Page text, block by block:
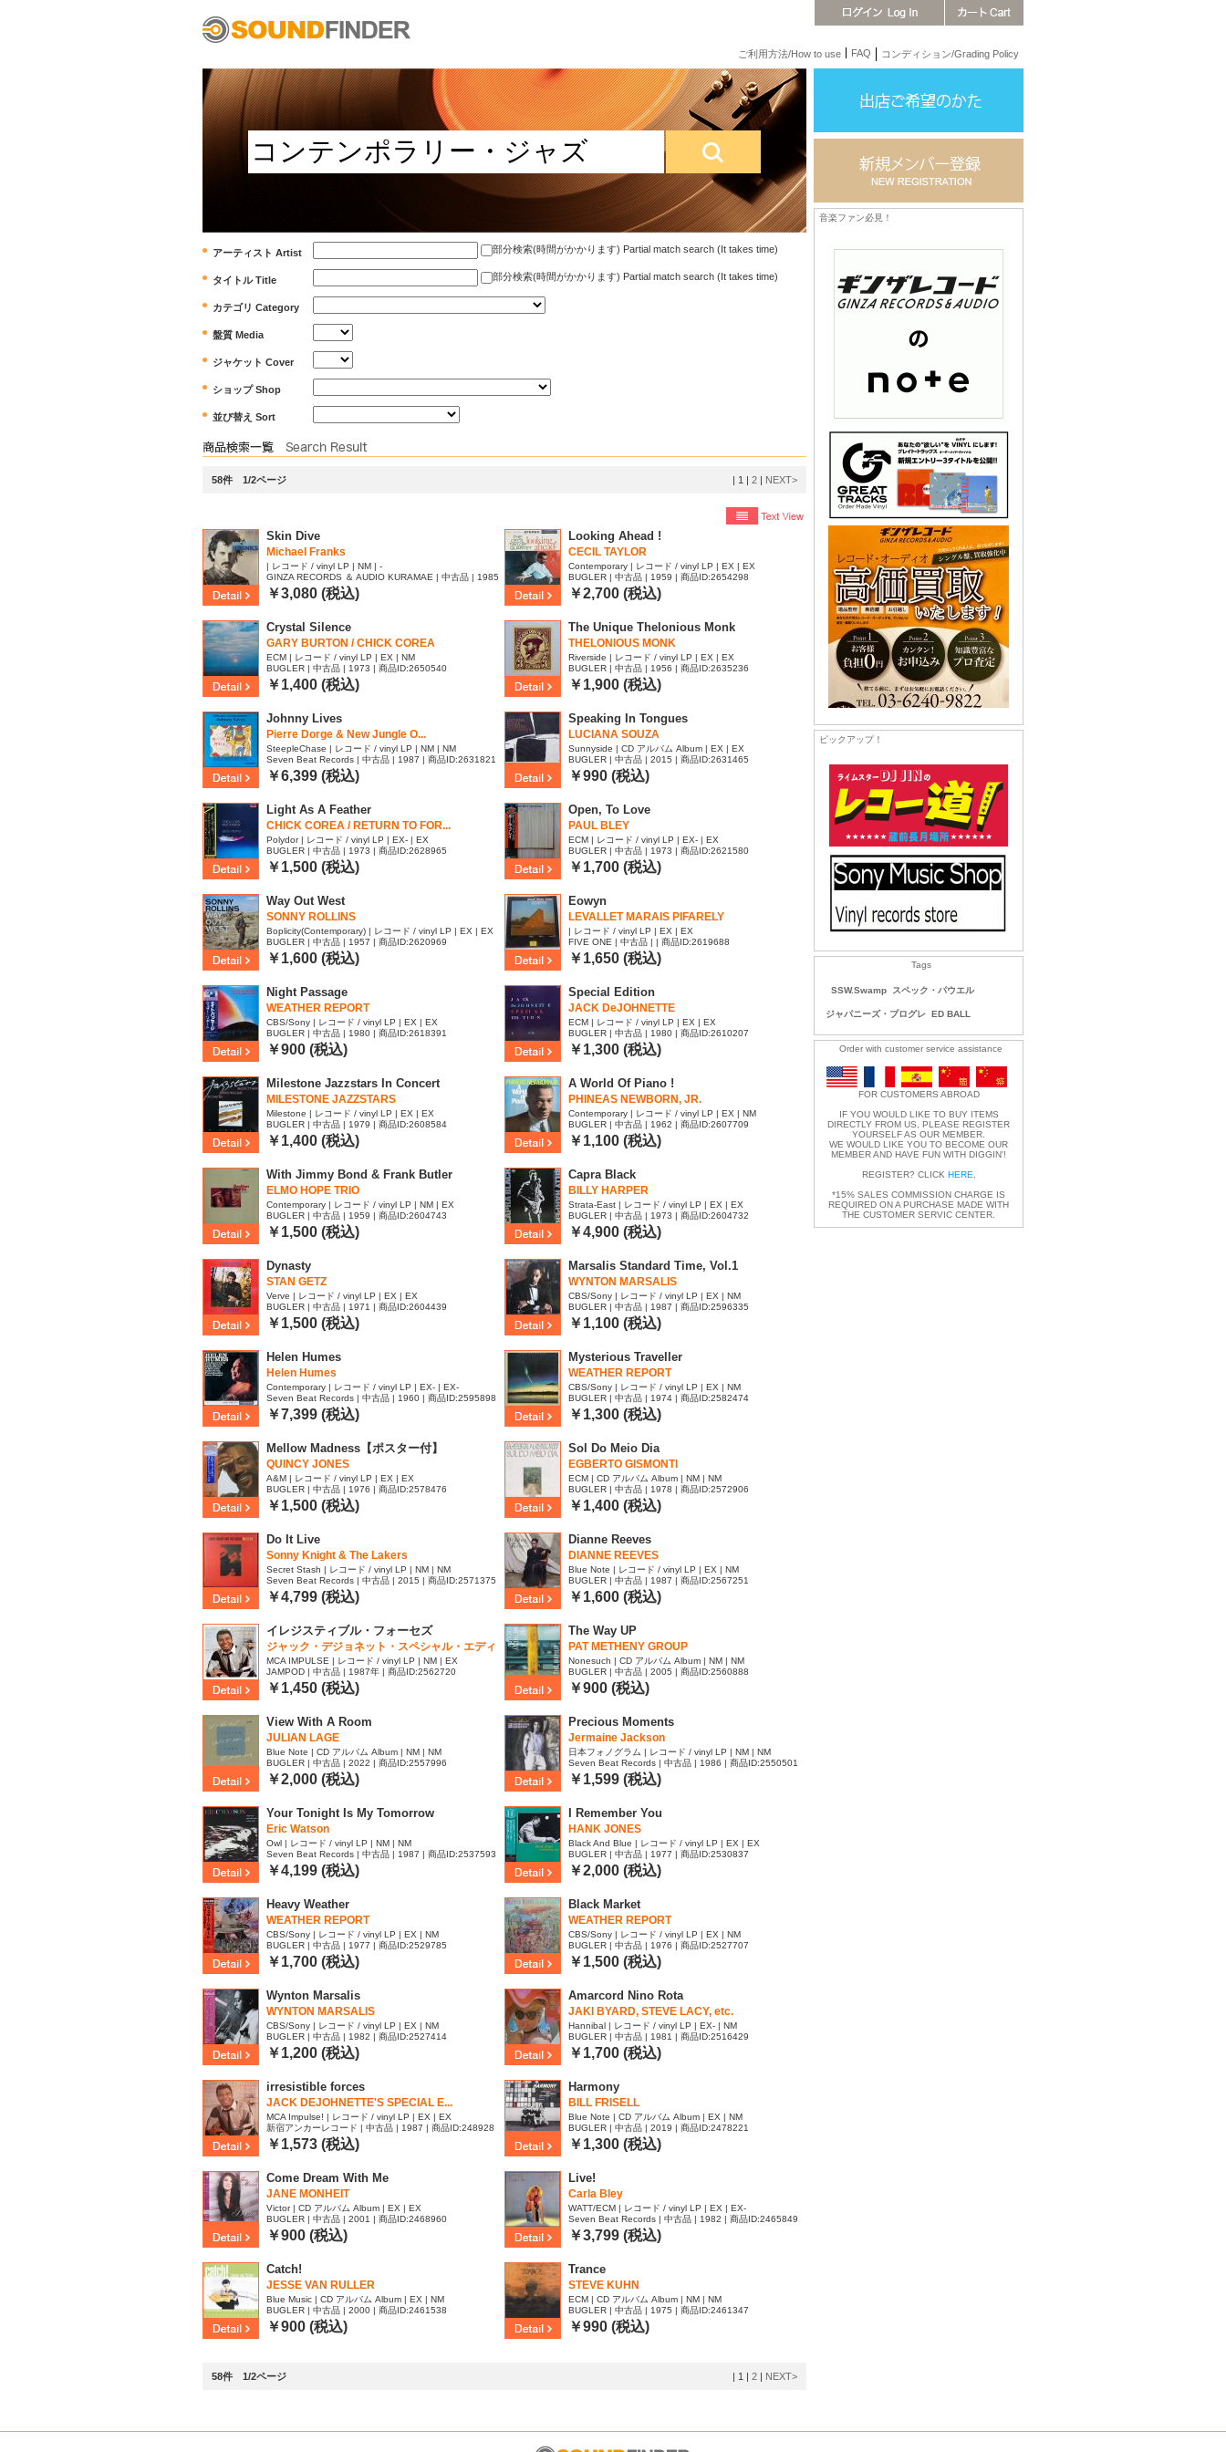
ご利用方法/How to use FAQ コンディション/Grading Policy
アーティスト Artist 部分検索(時間がかかります) Partial match search (It takes time)
タイトル Title 部分検索(時間がかかります) Partial match search (It takes time)
カテゴリ Category
盤質 Media
ジャケット Cover
ショップ Shop
並び替え Sort
58件 1/2ページ | 1 | 2 | NEXT>
Skin Dive
Michael Franks
| レコード / vinyl LP | NM | -
GINZA RECORDS ＆ AUDIO KURAMAE | 中古品 | 1985
| 商品ID:2656576
￥3,080 (税込)
Looking Ahead !
CECIL TAYLOR
Contemporary | レコード / vinyl LP | EX | EX
BUGLER | 中古品 | 1959 | 商品ID:2654298
￥2,700 (税込)
Crystal Silence
GARY BURTON / CHICK COREA
ECM | レコード / vinyl LP | EX | NM
BUGLER | 中古品 | 1973 | 商品ID:2650540
￥1,400 (税込)
The Unique Thelonious Monk
THELONIOUS MONK
Riverside | レコード / vinyl LP | EX | EX
BUGLER | 中古品 | 1956 | 商品ID:2635236
￥1,900 (税込)
Johnny Lives
Pierre Dorge & New Jungle O...
SteepleChase | レコード / vinyl LP | NM | NM
Seven Beat Records | 中古品 | 1987 | 商品ID:2631821
￥6,399 (税込)
Speaking In Tongues
LUCIANA SOUZA
Sunnyside | CD アルバム Album | EX | EX
BUGLER | 中古品 | 2015 | 商品ID:2631465
￥990 (税込)
Light As A Feather
CHICK COREA / RETURN TO FOR...
Polydor | レコード / vinyl LP | EX- | EX
BUGLER | 中古品 | 1973 | 商品ID:2628965
￥1,500 (税込)
Open, To Love
PAUL BLEY
ECM | レコード / vinyl LP | EX- | EX
BUGLER | 中古品 | 1973 | 商品ID:2621580
￥1,700 (税込)
Way Out West
SONNY ROLLINS
Boplicity(Contemporary) | レコード / vinyl LP | EX | EX
BUGLER | 中古品 | 1957 | 商品ID:2620969
￥1,600 (税込)
Eowyn
LEVALLET MARAIS PIFARELY
| レコード / vinyl LP | EX | EX
FIVE ONE | 中古品 | | 商品ID:2619688
￥1,650 (税込)
Night Passage
WEATHER REPORT
CBS/Sony | レコード / vinyl LP | EX | EX
BUGLER | 中古品 | 1980 | 商品ID:2618391
￥900 (税込)
Special Edition
JACK DeJOHNETTE
ECM | レコード / vinyl LP | EX | EX
BUGLER | 中古品 | 1980 | 商品ID:2610207
￥1,300 (税込)
Milestone Jazzstars In Concert
MILESTONE JAZZSTARS
Milestone | レコード / vinyl LP | EX | EX
BUGLER | 中古品 | 1979 | 商品ID:2608584
￥1,400 (税込)
A World Of Piano !
PHINEAS NEWBORN, JR.
Contemporary | レコード / vinyl LP | EX | NM
BUGLER | 中古品 | 1962 | 商品ID:2607709
￥1,100 (税込)
With Jimmy Bond & Frank Butler
ELMO HOPE TRIO
Contemporary | レコード / vinyl LP | NM | EX
BUGLER | 中古品 | 1959 | 商品ID:2604743
￥1,500 (税込)
Capra Black
BILLY HARPER
Strata-East | レコード / vinyl LP | EX | EX
BUGLER | 中古品 | 1973 | 商品ID:2604732
￥4,900 (税込)
Dynasty
STAN GETZ
Verve | レコード / vinyl LP | EX | EX
BUGLER | 中古品 | 1971 | 商品ID:2604439
￥1,500 (税込)
Marsalis Standard Time, Vol.1
WYNTON MARSALIS
CBS/Sony | レコード / vinyl LP | EX | NM
BUGLER | 中古品 | 1987 | 商品ID:2596335
￥1,100 (税込)
Helen Humes
Helen Humes
Contemporary | レコード / vinyl LP | EX- | EX-
Seven Beat Records | 中古品 | 1960 | 商品ID:2595898
￥7,399 (税込)
Mysterious Traveller
WEATHER REPORT
CBS/Sony | レコード / vinyl LP | EX | NM
BUGLER | 中古品 | 1974 | 商品ID:2582474
￥1,300 (税込)
Mellow Madness【ポスター付】
QUINCY JONES
A&M | レコード / vinyl LP | EX | EX
BUGLER | 中古品 | 1976 | 商品ID:2578476
￥1,500 (税込)
Sol Do Meio Dia
EGBERTO GISMONTI
ECM | CD アルバム Album | NM | NM
BUGLER | 中古品 | 1978 | 商品ID:2572906
￥1,400 (税込)
Do It Live
Sonny Knight & The Lakers
Secret Stash | レコード / vinyl LP | NM | NM
Seven Beat Records | 中古品 | 2015 | 商品ID:2571375
￥4,799 (税込)
Dianne Reeves
DIANNE REEVES
Blue Note | レコード / vinyl LP | EX | NM
BUGLER | 中古品 | 1987 | 商品ID:2567251
￥1,600 (税込)
イレジスティブル・フォーセズ
ジャック・デジョネット・スペシャル・エディ
ション
MCA IMPULSE | レコード / vinyl LP | NM | EX
JAMPOD | 中古品 | 1987年 | 商品ID:2562720
￥1,450 (税込)
The Way UP
PAT METHENY GROUP
Nonesuch | CD アルバム Album | NM | NM
BUGLER | 中古品 | 2005 | 商品ID:2560888
￥900 (税込)
View With A Room
JULIAN LAGE
Blue Note | CD アルバム Album | NM | NM
BUGLER | 中古品 | 2022 | 商品ID:2557996
￥2,000 (税込)
Precious Moments
Jermaine Jackson
日本フォノグラム | レコード / vinyl LP | NM | NM
Seven Beat Records | 中古品 | 1986 | 商品ID:2550501
￥1,599 (税込)
Your Tonight Is My Tomorrow
Eric Watson
Owl | レコード / vinyl LP | NM | NM
Seven Beat Records | 中古品 | 1987 | 商品ID:2537593
￥4,199 (税込)
I Remember You
HANK JONES
Black And Blue | レコード / vinyl LP | EX | EX
BUGLER | 中古品 | 1977 | 商品ID:2530837
￥2,000 (税込)
Heavy Weather
WEATHER REPORT
CBS/Sony | レコード / vinyl LP | EX | NM
BUGLER | 中古品 | 1977 | 商品ID:2529785
￥1,700 (税込)
Black Market
WEATHER REPORT
CBS/Sony | レコード / vinyl LP | EX | NM
BUGLER | 中古品 | 1976 | 商品ID:2527707
￥1,500 (税込)
Wynton Marsalis
WYNTON MARSALIS
CBS/Sony | レコード / vinyl LP | EX | NM
BUGLER | 中古品 | 1982 | 商品ID:2527414
￥1,200 (税込)
Amarcord Nino Rota
JAKI BYARD, STEVE LACY, etc.
Hannibal | レコード / vinyl LP | EX- | NM
BUGLER | 中古品 | 1981 | 商品ID:2516429
￥1,700 (税込)
irresistible forces
JACK DEJOHNETTE'S SPECIAL E...
MCA Impulse! | レコード / vinyl LP | EX | EX
新宿アンカーレコード | 中古品 | 1987 | 商品ID:248928
0￥1,573 (税込)
Harmony
BILL FRISELL
Blue Note | CD アルバム Album | EX | NM
BUGLER | 中古品 | 2019 | 商品ID:2478221
￥1,300 (税込)
Come Dream With Me
JANE MONHEIT
Victor | CD アルバム Album | EX | EX
BUGLER | 中古品 | 2001 | 商品ID:2468960
￥900 (税込)
Live!
Carla Bley
WATT/ECM | レコード / vinyl LP | EX | EX-
Seven Beat Records | 中古品 | 1982 | 商品ID:2465849
￥3,799 (税込)
Catch!
JESSE VAN RULLER
Blue Music | CD アルバム Album | EX | NM
BUGLER | 中古品 | 2000 | 商品ID:2461538
￥900 (税込)
Trance
STEVE KUHN
ECM | CD アルバム Album | NM | NM
BUGLER | 中古品 | 1975 | 商品ID:2461347
￥990 (税込)
58件 1/2ページ | 1 | 2 | NEXT>
音楽ファン必見！
ピックアップ！
Tags
SSW.Swamp スペック・パウエル
ジャパニーズ・プログレ ED BALL
Order with customer service assistance
FOR CUSTOMERS ABROAD
IF YOU WOULD LIKE TO BUY ITEMS
DIRECTLY FROM US, PLEASE REGISTER
YOURSELF AS OUR MEMBER.
WE WOULD LIKE YOU TO BECOME OUR
MEMBER AND HAVE FUN WITH DIGGIN'!
REGISTER? CLICK HERE
*15% SALES COMMISSION CHARGE IS
REQUIRED ON A PURCHASE MADE WITH
THE CUSTOMER SERVIC CENTER.